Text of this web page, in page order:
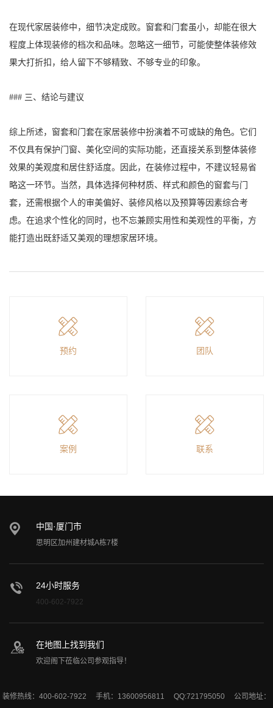
在现代家居装修中，细节决定成败。窗套和门套虽小，却能在很大
程度上体现装修的档次和品味。忽略这一细节，可能使整体装修效
果大打折扣，给人留下不够精致、不够专业的印象。
### 三、结论与建议
综上所述，窗套和门套在家居装修中扮演着不可或缺的角色。它们
不仅具有保护门窗、美化空间的实际功能，还直接关系到整体装修
效果的美观度和居住舒适度。因此，在装修过程中，不建议轻易省
略这一环节。当然，具体选择何种材质、样式和颜色的窗套与门
套，还需根据个人的审美偏好、装修风格以及预算等因素综合考
虑。在追求个性化的同时，也不忘兼顾实用性和美观性的平衡，方
能打造出既舒适又美观的理想家居环境。
预约 团队
案例 联系
中国·厦门市
思明区加州建材城A栋7楼
24小时服务
400-602-7922
在地图上找到我们
欢迎阁下莅临公司参观指导！
装修热线：400-602-7922 手机：13600956811 QQ:721795050 公司地址：